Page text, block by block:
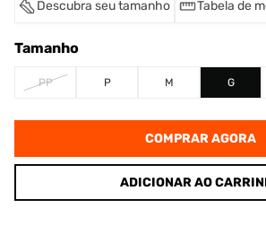
Descubra seu tamanho Tabela de
Tamanho
PP P M G
COMPRAR AGORA
ADICIONAR AO